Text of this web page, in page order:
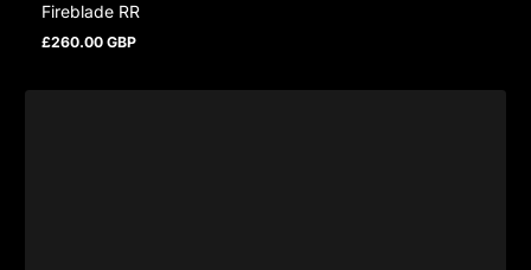
Fireblade RR
Regulärer Preis
£260.00 GBP